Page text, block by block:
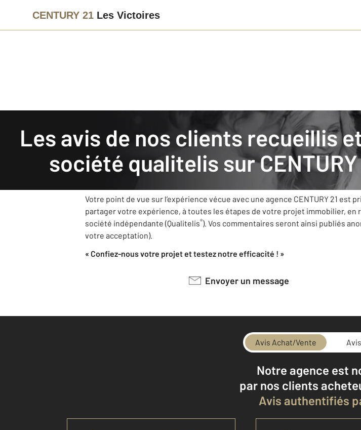
CENTURY 21 Les Victoires
Les avis de nos clients recueillis et authentifiés par la
société qualitelis sur
CENTURY 21 Les Victoires: nos clients donnent
Notre agence CENTURY 21 Les Victoires s’est fixée comme priorité de
Votre point de vue sur l’expérience vécue avec une agence CENTURY 21 est
partager votre expérience, à toutes les étapes de votre projet immobilier,
société indépendante (Qualitelis®). Vos commentaires seront ainsi publiés
votre acceptation).
« Confiez-nous votre projet et testez notre efficacité ! »
Envoyer un message
Avis Achat/Vente
Notre agence est
par nos clients
Avis authentifiés